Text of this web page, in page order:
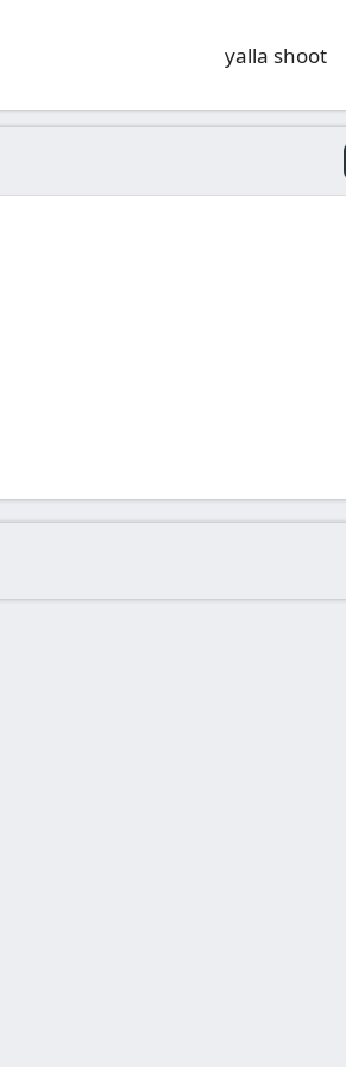
yalla shoot